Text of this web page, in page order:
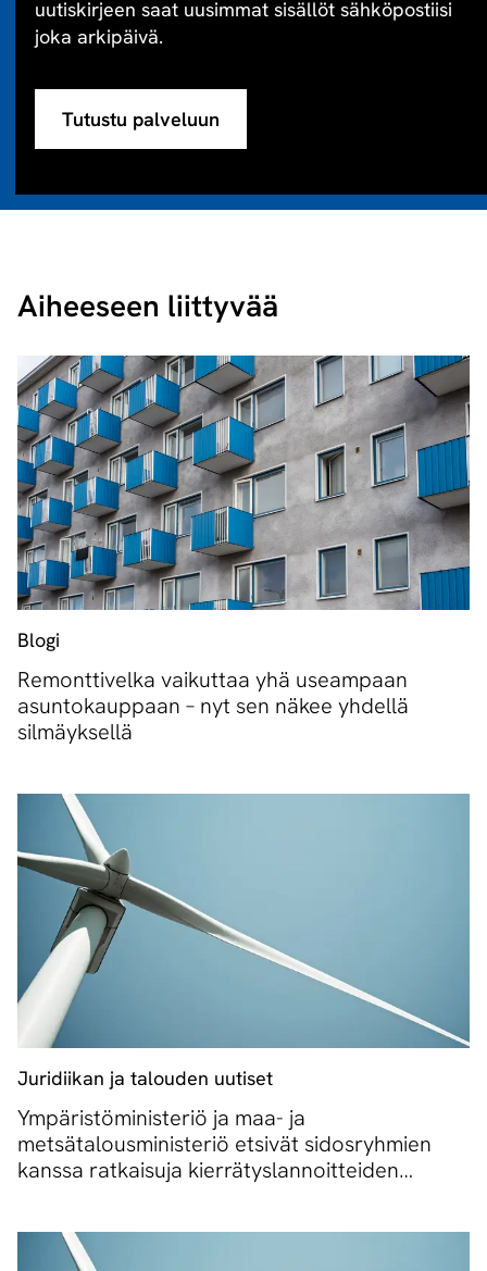
uutiskirjeen saat uusimmat sisällöt sähköpostiisi
joka arkipäivä.
Tutustu palveluun
Aiheeseen liittyvää
Blogi
Remonttivelka vaikuttaa yhä useampaan
asuntokauppaan – nyt sen näkee yhdellä
silmäyksellä
Juridiikan ja talouden uutiset
Ympäristöministeriö ja maa- ja
metsätalousministeriö etsivät sidosryhmien
kanssa ratkaisuja kierrätyslannoitteiden